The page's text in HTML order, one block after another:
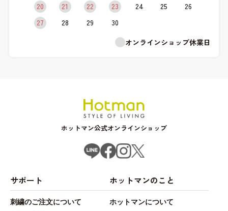
20
21 22 23 24 25
26
27
28 29
30
オンラインショップ休業日
ホットマン公式オンラインショップ
サポート
刺繍のご注文について
ホットマンのこと
ホットマンについて